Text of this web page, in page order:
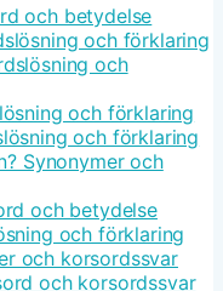
och betydelse
och förklaring
och
och förklaring
och förklaring
Synonymer och
och betydelse
och förklaring
och korsordssvar
och korsordssvar